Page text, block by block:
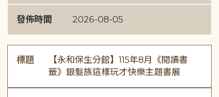
發佈時間 2026-08-05
標題
【永和保生分館】115年8月《閱讀書
籤》銀髮族這樣玩才快樂主題書展